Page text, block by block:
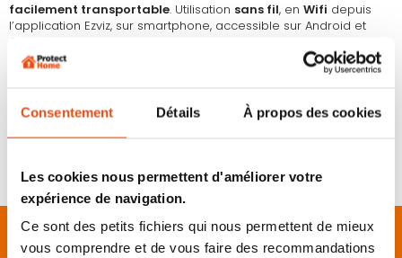
Consentement Détails À propos des cookies
Les cookies nous permettent d'améliorer votre
expérience de navigation.
Ce sont des petits fichiers qui nous permettent de mieux
vous comprendre et de vous faire des recommandations
facilement transportable. Utilisation sans fil, en Wifi depuis
l’application Ezviz, sur smartphone, accessible sur Android et
Apple.
Caractéristiques techniques :
oreilles de lapin) ou en bleu (avec des oreilles d’ours)
Matériau : silicone non toxique,
visualisez les images depuis votre smartphone
Description